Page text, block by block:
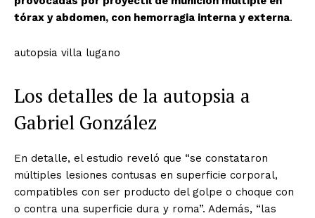
tórax y abdomen, con hemorragia interna y externa.
autopsia villa lugano
Los detalles de la autopsia a
Gabriel González
En detalle, el estudio reveló que “se constataron
múltiples lesiones contusas en superficie corporal,
compatibles con ser producto del golpe o choque con
o contra una superficie dura y roma”. Además, “las